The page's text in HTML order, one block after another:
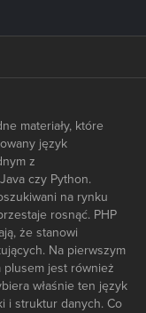
materiały, które
język
z
czy Python.
na rynku
rosnąć. PHP
że stanowi
Na pierwszym
plusem jest również
właśnie ten język
i struktur danych. Co